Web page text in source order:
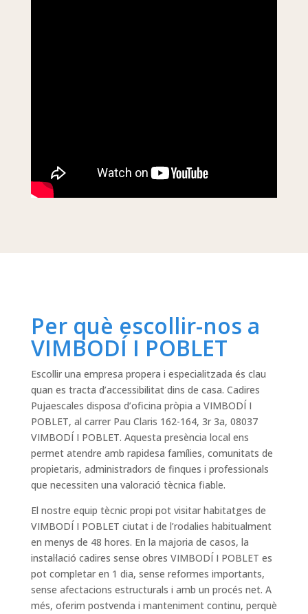
Per què escollir-nos a
VIMBODÍ I POBLET
Escollir una empresa propera i especialitzada és clau
quan es tracta d’accessibilitat dins de casa. Cadires
Pujaescales disposa d’oficina pròpia a VIMBODÍ I
POBLET, al carrer Pau Claris 162-164, 3r 3a, 08037
VIMBODÍ I POBLET. Aquesta presència local ens
permet atendre amb rapidesa famílies, comunitats de
propietaris, administradors de finques i professionals
que necessiten una valoració tècnica fiable.
El nostre equip tècnic propi pot visitar habitatges de
VIMBODÍ I POBLET ciutat i de l’rodalies habitualment
en menys de 48 hores. En la majoria de casos, la
instal·lació cadires sense obres VIMBODÍ I POBLET es
pot completar en 1 dia, sense reformes importants,
sense afectacions estructurals i amb un procés net. A
més, oferim postvenda i manteniment continu, perquè